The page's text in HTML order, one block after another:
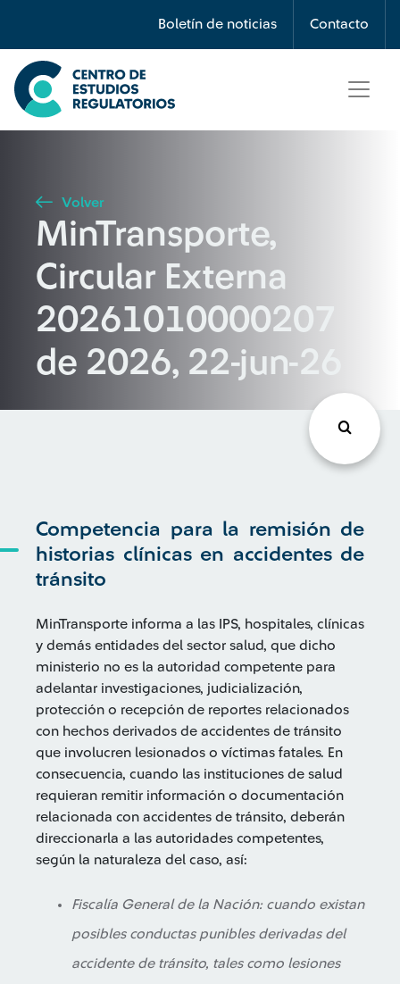
Boletín de noticias Contacto
Búsqueda
Seleccione país
Buscar
Volver
MinTransporte,
Circular Externa
20261010000207
de 2026, 22-jun-26
Competencia para la remisión de
historias clínicas en accidentes de
tránsito
MinTransporte informa a las IPS, hospitales, clínicas
y demás entidades del sector salud, que dicho
ministerio no es la autoridad competente para
adelantar investigaciones, judicialización,
protección o recepción de reportes relacionados
con hechos derivados de accidentes de tránsito
que involucren lesionados o víctimas fatales. En
consecuencia, cuando las instituciones de salud
requieran remitir información o documentación
relacionada con accidentes de tránsito, deberán
direccionarla a las autoridades competentes,
según la naturaleza del caso, así:
Fiscalía General de la Nación: cuando existan
posibles conductas punibles derivadas del
accidente de tránsito, tales como lesiones